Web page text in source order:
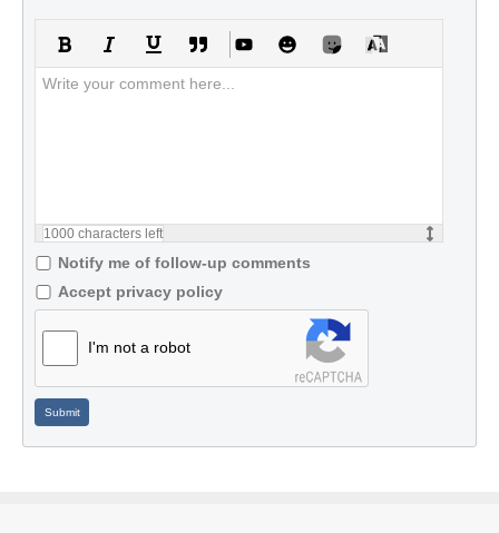
1000 characters left
Notify me of follow-up comments
Accept privacy policy
I'm not a robot
Submit